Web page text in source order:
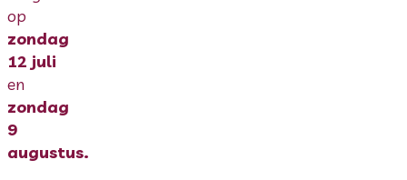
op
zondag
12 juli
en
zondag
9
augustus.